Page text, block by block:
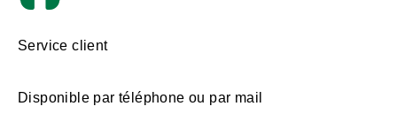
Service client
Disponible par téléphone ou par mail